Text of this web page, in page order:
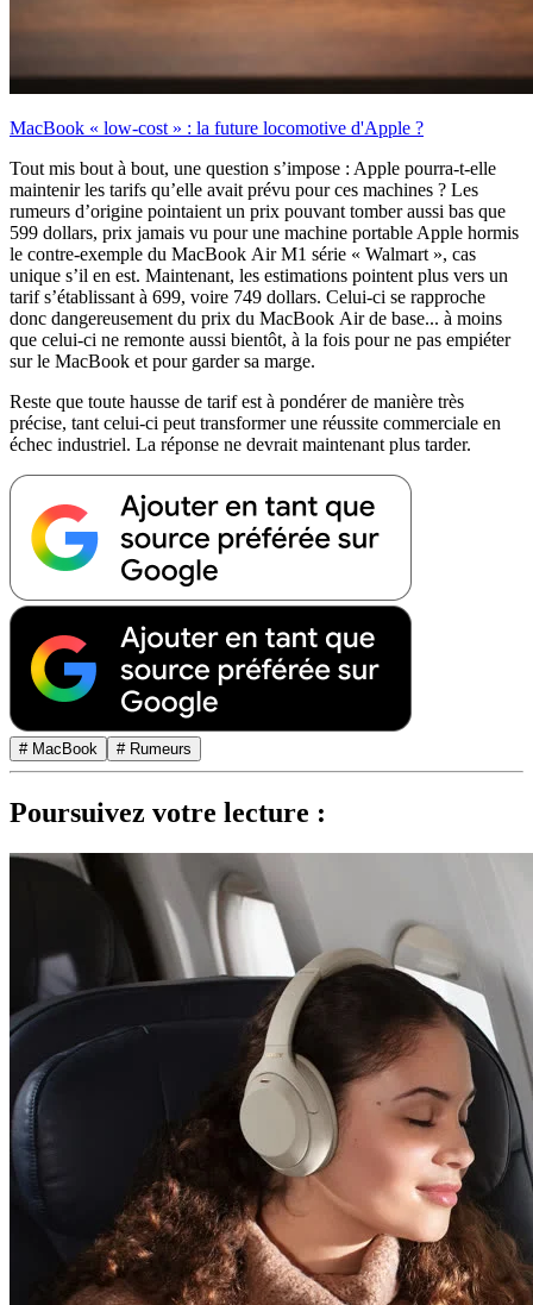
MacBook « low-cost » : la future locomotive d'Apple ?
Tout mis bout à bout, une question s’impose : Apple pourra-t-elle
maintenir les tarifs qu’elle avait prévu pour ces machines ? Les
rumeurs d’origine pointaient un prix pouvant tomber aussi bas que
599 dollars, prix jamais vu pour une machine portable Apple hormis
le contre-exemple du MacBook Air M1 série « Walmart », cas
unique s’il en est. Maintenant, les estimations pointent plus vers un
tarif s’établissant à 699, voire 749 dollars. Celui-ci se rapproche
donc dangereusement du prix du MacBook Air de base... à moins
que celui-ci ne remonte aussi bientôt, à la fois pour ne pas empiéter
sur le MacBook et pour garder sa marge.
Reste que toute hausse de tarif est à pondérer de manière très
précise, tant celui-ci peut transformer une réussite commerciale en
échec industriel. La réponse ne devrait maintenant plus tarder.
# MacBook # Rumeurs
Poursuivez votre lecture :